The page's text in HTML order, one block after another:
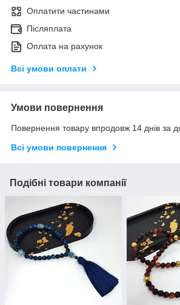
Оплатити частинами
Післяплата
Оплата на рахунок
Всі умови оплати
Умови повернення
Повернення товару впродовж 14 днів за
Всі умови повернення
Подібні товари компанії